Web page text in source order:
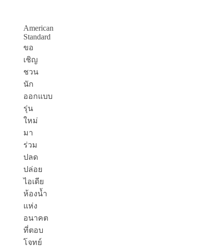
American
Standard
ขอ
เชิญ
ชวน
นัก
ออกแบบ
รุ่น
ใหม่
มา
ร่วม
ปลด
ปล่อย
ไอเดีย
ห้องน้ำ
แห่ง
อนาคต
ที่ตอบ
โจทย์